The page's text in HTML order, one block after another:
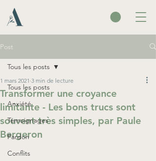
Post
Tous les posts
Anxiété
Témoignages
Pardon
Conflits
Tous les posts
Transformer une croyance
limitante - Les bons trucs sont
souvent très simples, par Paule
Bergeron
1 mars 2021 3 min de lecture